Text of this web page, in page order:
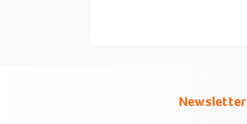
Newsletter